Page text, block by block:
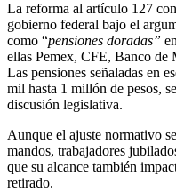
La reforma al artículo 127
gobierno federal bajo el
como “pensiones doradas”
ellas Pemex, CFE, Banco
Las pensiones señaladas en
mil hasta 1 millón de pesos,
discusión legislativa.
Aunque el ajuste normativo
mandos, trabajadores
que su alcance también
retirado.